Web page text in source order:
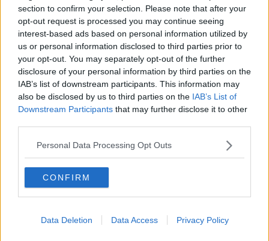
section to confirm your selection. Please note that after your
opt-out request is processed you may continue seeing
interest-based ads based on personal information utilized by
us or personal information disclosed to third parties prior to
your opt-out. You may separately opt-out of the further
disclosure of your personal information by third parties on the
IAB’s list of downstream participants. This information may
also be disclosed by us to third parties on the IAB’s List of
Downstream Participants that may further disclose it to other
Personal Data Processing Opt Outs
CONFIRM
Data Deletion Data Access Privacy Policy
​La virtù secondo Confucio e Xi (seconda parte)
Le Pax imperiali e Tianxia (prima parte)
Un mondo condiviso a misura di bambino
​Un chiarimento, Chris Hedges e qualche domanda
Il velleitarismo di Trump, dell’UE e di Darwin
​Karen Horney e il ponte sullo Stretto
​I bulli vanno isolati
L’invertebrata von der Leyen e il Lula-risk
Trump soffre, la Corte dell'Aia è viva
​Il Nobel per la pace a Trump o all’Albanese? Questo è il
problema!
​Alessandro Orsini e la tetrade oscura del sionismo
​Hilsenrath e le 9 omotipie tra Nazismo, Sionismo e
​Il terrore di Netanyahu e la strategia della tensione
Il mito della democratica Israele (prima parte)
​Finale di partita?
Il decreto il-libertà e in-sicurezza